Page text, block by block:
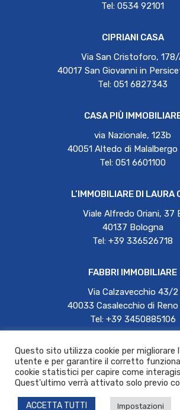
Tel: 0534 92101
CIPRIANI CASA
Via San Cristoforo,
40017 San Giovanni in
Tel: 051 6827343
CASA PIÙ
via Nazionale, 123b
40051 Altedo di Malalbergo
Tel: 051 6601100
L’IMMOBILIARE DI LAURA
Viale Alfredo Oriani, 37
40137 Bologna
Tel: +39 336526718
FABBRI IMMOBILIARE
Via Calzavecchio 43/2
40033 Casalecchio di Reno
Tel: +39 3450885106
Laurenti Immobiliare | P.IVA
grupporeagent@reagent.it |
privacy policy | cookie |note legali|
Questo sito utilizza cookie per migliorare
utente e per garantire il corretto
cookie statistici per capire come
Quest'ultimo verrà attivato solo previo
ACCETTA TUTTI Impostazioni